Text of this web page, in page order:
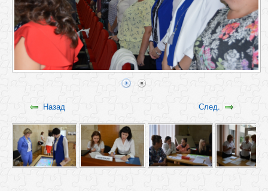
Назад След.